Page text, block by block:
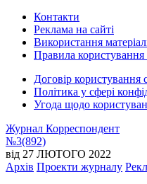
Контакти
Реклама на сайті
Використання
Правила користування
Договір користування
Політика у сфері
Угода щодо
Журнал Корреспондент
№3(892)
від 27 ЛЮТОГО 2022
Архів Проекти журналу